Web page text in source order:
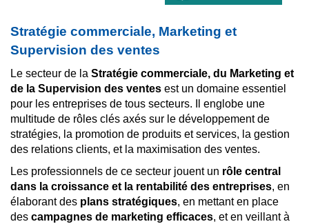
Stratégie commerciale, Marketing et
Supervision des ventes
Le secteur de la Stratégie commerciale, du Marketing et
de la Supervision des ventes est un domaine essentiel
pour les entreprises de tous secteurs. Il englobe une
multitude de rôles clés axés sur le développement de
stratégies, la promotion de produits et services, la gestion
des relations clients, et la maximisation des ventes.
Les professionnels de ce secteur jouent un rôle central
dans la croissance et la rentabilité des entreprises, en
élaborant des plans stratégiques, en mettant en place
des campagnes de marketing efficaces, et en veillant à